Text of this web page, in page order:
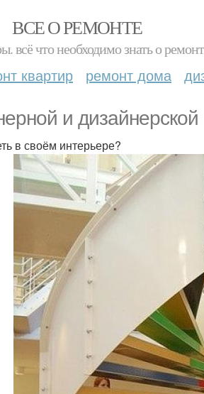
ВСЕ О РЕМОНТЕ
всё что необходимо знать о
квартир ремонт дома
и
в своём интерьере?